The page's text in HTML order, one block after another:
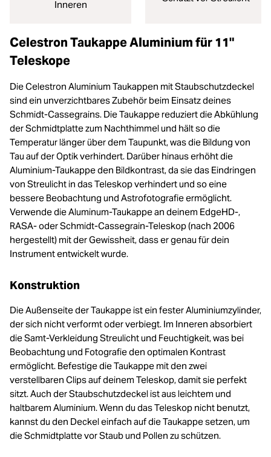
Inneren
Celestron Taukappe Aluminium für 11"
Teleskope
Die Celestron Aluminium Taukappen mit Staubschutzdeckel
sind ein unverzichtbares Zubehör beim Einsatz deines
Schmidt-Cassegrains. Die Taukappe reduziert die Abkühlung
der Schmidtplatte zum Nachthimmel und hält so die
Temperatur länger über dem Taupunkt, was die Bildung von
Tau auf der Optik verhindert. Darüber hinaus erhöht die
Aluminium-Taukappe den Bildkontrast, da sie das Eindringen
von Streulicht in das Teleskop verhindert und so eine
bessere Beobachtung und Astrofotografie ermöglicht.
Verwende die Aluminum-Taukappe an deinem EdgeHD-,
RASA- oder Schmidt-Cassegrain-Teleskop (nach 2006
hergestellt) mit der Gewissheit, dass er genau für dein
Instrument entwickelt wurde.
Konstruktion
Die Außenseite der Taukappe ist ein fester Aluminiumzylinder,
der sich nicht verformt oder verbiegt. Im Inneren absorbiert
die Samt-Verkleidung Streulicht und Feuchtigkeit, was bei
Beobachtung und Fotografie den optimalen Kontrast
ermöglicht. Befestige die Taukappe mit den zwei
verstellbaren Clips auf deinem Teleskop, damit sie perfekt
sitzt. Auch der Staubschutzdeckel ist aus leichtem und
haltbarem Aluminium. Wenn du das Teleskop nicht benutzt,
kannst du den Deckel einfach auf die Taukappe setzen, um
die Schmidtplatte vor Staub und Pollen zu schützen.